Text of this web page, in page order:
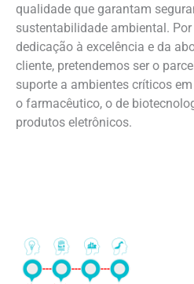
qualidade que garantam
sustentabilidade ambiental.
dedicação à excelência e da
cliente, pretendemos ser o
suporte a ambientes críticos
o farmacêutico, o de
produtos eletrônicos.